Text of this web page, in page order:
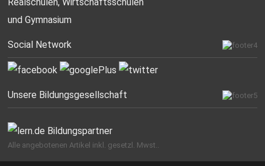
und Gymnasium
Social Network
Unsere Bildungsgesellschaft
Alle angebotenen Artikel inkl. gesetzl. Mwst..